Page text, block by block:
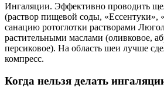
Ингаляции. Эффективно проводить
(раствор пищевой соды, «Ессентуки»,
санацию ротоглотки растворами
растительными маслами (оливковое,
персиковое). На область шеи лучше
компресс.
Когда нельзя делать